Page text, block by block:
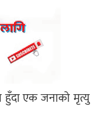
हुँदा एक जनाको मृत्यु